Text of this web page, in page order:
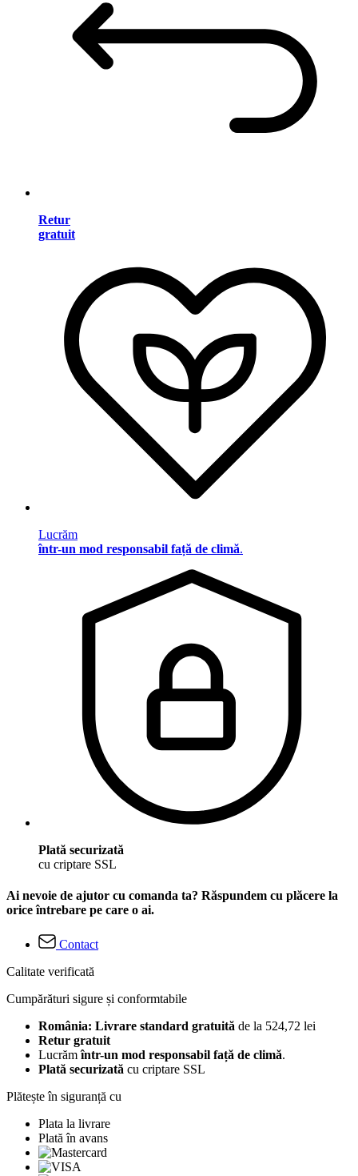
Retur
gratuit
Lucrăm
într-un mod responsabil față de climă.
Plată securizată
cu criptare SSL
Ai nevoie de ajutor cu comanda ta? Răspundem cu plăcere la
orice întrebare pe care o ai.
Contact
Calitate verificată
Cumpărături sigure și conformtabile
România: Livrare standard gratuită de la 524,72 lei
Retur gratuit
Lucrămîntr-un mod responsabil față de climă.
Plată securizată cu criptare SSL
Plătește în siguranță cu
Plata la livrare
Plată în avans